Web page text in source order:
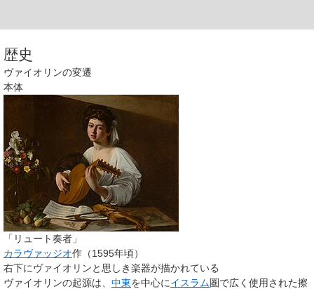
歴史
ヴァイオリンの変遷
本体
「リュート奏者」
カラヴァッジオ作（1595年頃）
右下にヴァイオリンと思しき楽器が描かれている
ヴァイオリンの起源は、 中東を中心にイスラム圏で広く使用された擦